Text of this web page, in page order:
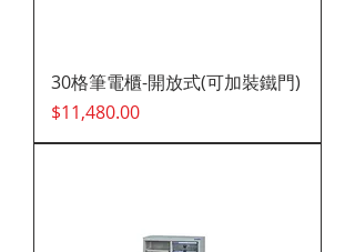
30格筆電櫃-開放式(可加裝鐵門)
價格
$11,480.00